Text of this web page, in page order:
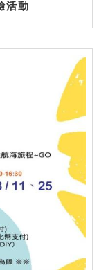
活動